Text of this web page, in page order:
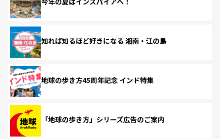
知れば知るほど好きになる 湘南・江の島
地球の歩き方45周年記念 インド特集
「地球の歩き方」シリーズ広告のご案内